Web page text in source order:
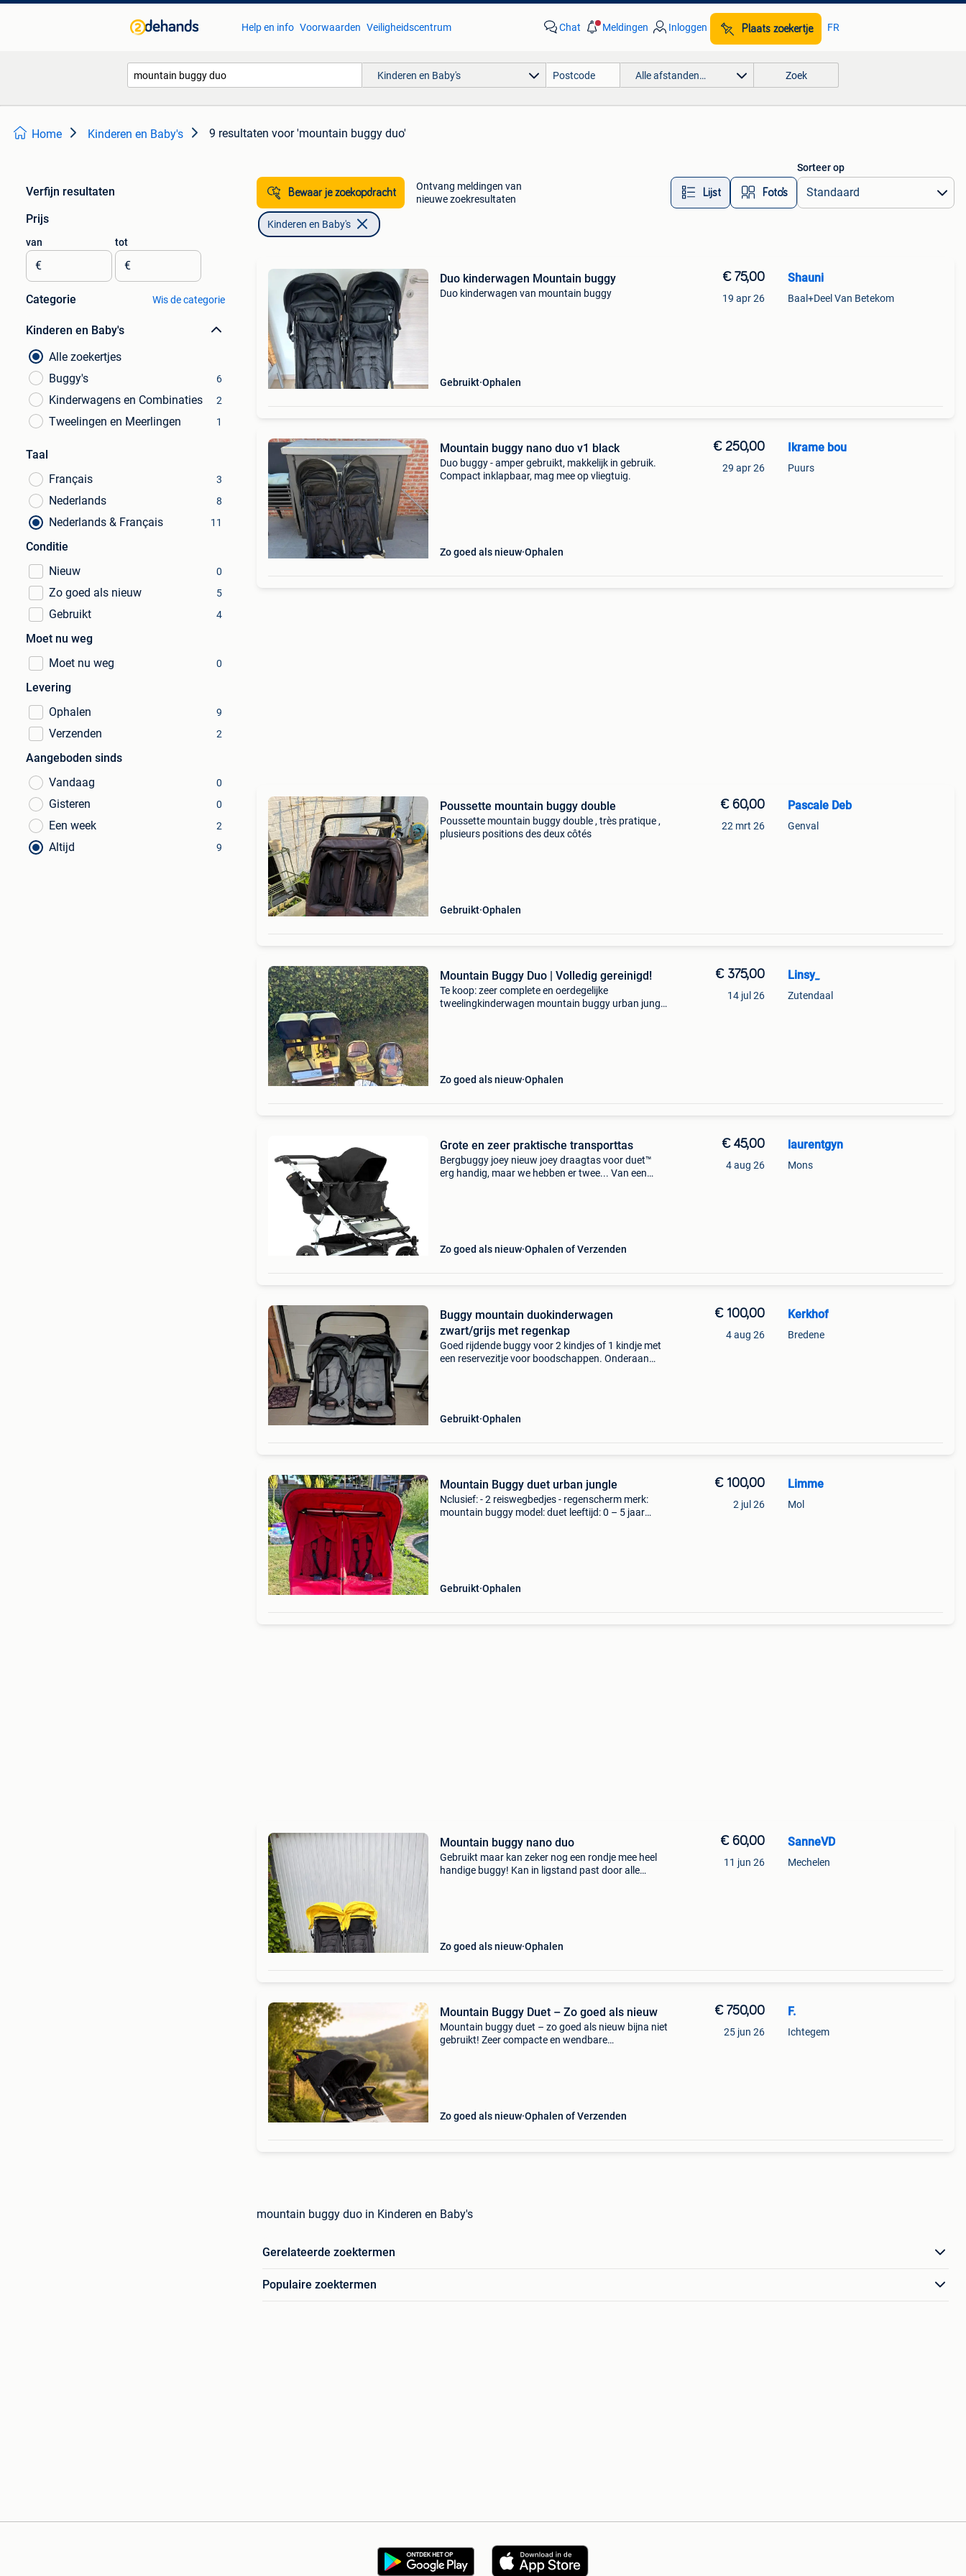
Help en info Voorwaarden Veiligheidscentrum Chat Meldingen Inloggen Plaats zoekertje FR
Kinderen en Baby's Alle afstanden… Zoek
Home Kinderen en Baby's 9 resultaten voor 'mountain buggy duo'
Verfijn resultaten
Prijs
van
€
tot
€
Categorie Wis de categorie
Kinderen en Baby's
Alle zoekertjes
Buggy's
6
Kinderwagens en Combinaties 2
Tweelingen en Meerlingen 1
Taal
Français
3
Nederlands 8
Nederlands & Français 11
Conditie
Nieuw
0
Zo goed als nieuw 5
Gebruikt 4
Moet nu weg
Moet nu weg
0
Levering
Ophalen
9
Verzenden 2
Aangeboden sinds
Vandaag
0
Gisteren 0
Een week 2
Altijd 9
Bewaar je zoekopdracht
Ontvang meldingen van
nieuwe zoekresultaten
Lijst Foto’s
Sorteer op
Kinderen en Baby's
Duo kinderwagen Mountain buggy
Duo kinderwagen van mountain buggy
Gebruikt Ophalen
€ 75,00
19 apr 26
Shauni
Baal+Deel Van Betekom
Mountain buggy nano duo v1 black
Duo buggy - amper gebruikt, makkelijk in gebruik.
Compact inklapbaar, mag mee op vliegtuig.
Zo goed als nieuw Ophalen
€ 250,00
29 apr 26
Ikrame bou
Puurs
Poussette mountain buggy double
Poussette mountain buggy double , très pratique ,
plusieurs positions des deux côtés
Gebruikt Ophalen
€ 60,00
22 mrt 26
Pascale Deb
Genval
Mountain Buggy Duo | Volledig gereinigd!
Te koop: zeer complete en oerdegelijke
tweelingkinderwagen mountain buggy urban jungle
Zo goed als nieuw Ophalen
€ 375,00
14 jul 26
Linsy_
Zutendaal
Grote en zeer praktische transporttas
Bergbuggy joey nieuw joey draagtas voor duet™
erg handig, maar we hebben er twee... Van een
Zo goed als nieuw Ophalen of Verzenden
€ 45,00
4 aug 26
laurentgyn
Mons
Buggy mountain duokinderwagen
zwart/grijs met regenkap
Goed rijdende buggy voor 2 kindjes of 1 kindje met
een reservezitje voor boodschappen. Onderaan
Gebruikt Ophalen
€ 100,00
4 aug 26
Kerkhof
Bredene
Mountain Buggy duet urban jungle
Nclusief: - 2 reiswegbedjes - regenscherm merk:
mountain buggy model: duet leeftijd: 0 – 5 jaar
Gebruikt Ophalen
€ 100,00
2 jul 26
Limme
Mol
Mountain buggy nano duo
Gebruikt maar kan zeker nog een rondje mee heel
handige buggy! Kan in ligstand past door alle
Zo goed als nieuw Ophalen
€ 60,00
11 jun 26
SanneVD
Mechelen
Mountain Buggy Duet – Zo goed als nieuw
Mountain buggy duet – zo goed als nieuw bijna niet
gebruikt! Zeer compacte en wendbare
Zo goed als nieuw Ophalen of Verzenden
€ 750,00
25 jun 26
F.
Ichtegem
mountain buggy duo in Kinderen en Baby's
Gerelateerde zoektermen
Populaire zoektermen